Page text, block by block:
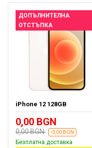
ДОПЪЛНИТЕЛНА
ОТСТЪПКА
iPhone 12 128GB
0,00 BGN
0,00 BGN -0,00 BGN
Безплатна доставка